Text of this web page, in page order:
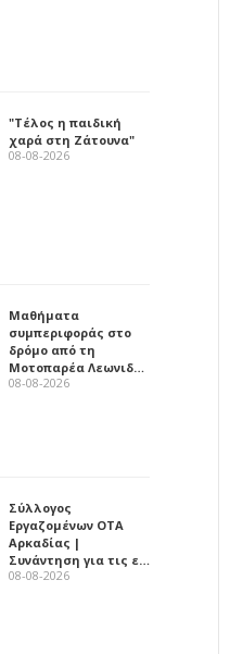
"Τέλος η παιδική
χαρά στη Ζάτουνα"
08-08-2026
Μαθήματα
συμπεριφοράς στο
δρόμο από τη
Μοτοπαρέα Λεωνιδ…
08-08-2026
Σύλλογος
Εργαζομένων ΟΤΑ
Αρκαδίας |
Συνάντηση για τις ε…
08-08-2026